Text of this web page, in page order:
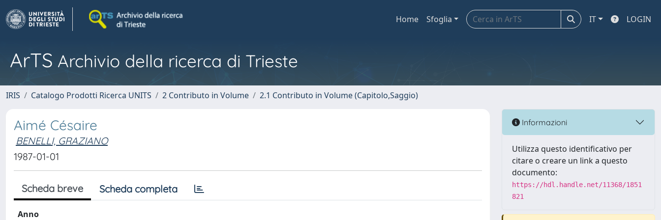
Home Sfoglia IT LOGIN
ArTS Archivio della ricerca di Trieste
IRIS Catalogo Prodotti Ricerca UNITS 2 Contributo in Volume 2.1 Contributo in Volume (Capitolo,Saggio)
Aimé Césaire
BENELLI, GRAZIANO
1987-01-01
Scheda breve Scheda completa
Anno
Informazioni
Utilizza questo identificativo per
citare o creare un link a questo
documento:
https://hdl.handle.net/11368/1851
821